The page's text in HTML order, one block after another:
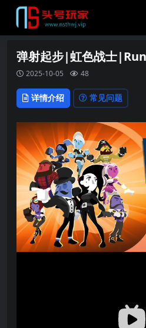
弹射起步|虹色战士
2025-10-05 48
详情介绍 常见问题